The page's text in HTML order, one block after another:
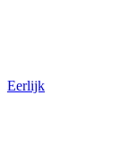
Eerlijk